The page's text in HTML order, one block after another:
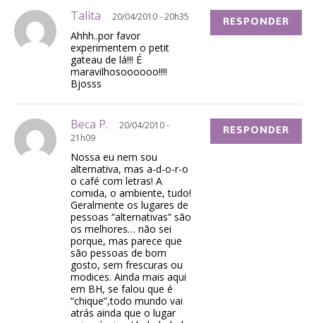
Talita 20/04/2010 - 20h35
Ahhh..por favor
experimentem o petit
gateau de lá!!! É
maravilhosoooooo!!!!
Bjosss
RESPONDER
Beca P.
20/04/2010 -
21h09
Nossa eu nem sou
alternativa, mas a-d-o-r-o
o café com letras! A
comida, o ambiente, tudo!
Geralmente os lugares de
pessoas “alternativas” são
os melhores… não sei
porque, mas parece que
são pessoas de bom
gosto, sem frescuras ou
modices. Ainda mais aqui
em BH, se falou que é
“chique”,todo mundo vai
atrás ainda que o lugar
RESPONDER